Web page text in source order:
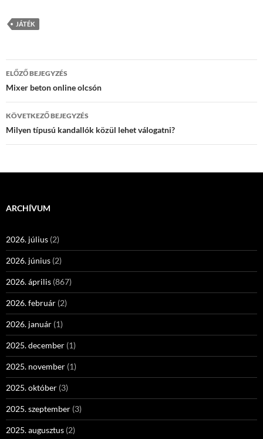
JÁTÉK
Bejegyzések
navigációja
ELŐZŐ BEJEGYZÉS
Mixer beton online olcsón
KÖVETKEZŐ BEJEGYZÉS
Milyen típusú kandallók közül lehet válogatni?
ARCHÍVUM
2026. július (2)
2026. június (2)
2026. április (867)
2026. február (2)
2026. január (1)
2025. december (1)
2025. november (1)
2025. október (3)
2025. szeptember (3)
2025. augusztus (2)